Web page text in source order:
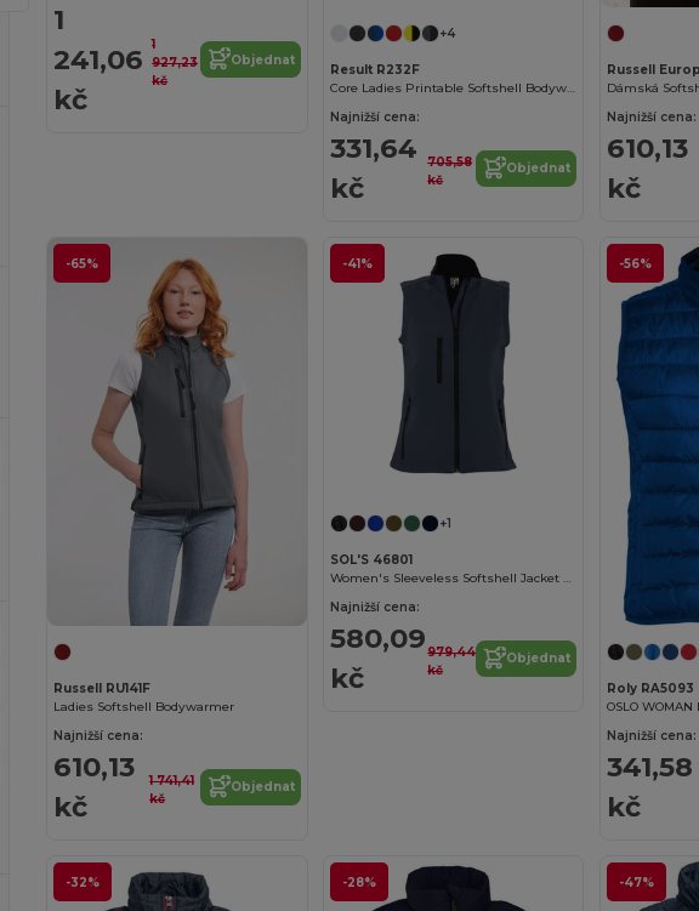
1
241,06
kč
1
927,23
kč
Objednat
+4
Result R232F
Core Ladies Printable Softshell Bodywarmer
Najnižší cena:
331,64
kč
705,58
kč
Objednat
Russell
Najnižší cena:
610,13
kč
-65%
Russell RU141F
Ladies Softshell Bodywarmer
Najnižší cena:
610,13
kč
1 741,41
kč
Objednat
-41%
+1
SOL'S 46801
Women's Sleeveless Softshell Jacket Rallye
Najnižší cena:
580,09
kč
979,44
kč
Objednat
-56%
Roly RA5093
OSLO
Najnižší cena:
341,58
kč
-32% -28% -47%